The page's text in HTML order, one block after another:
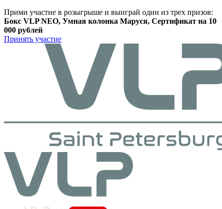
Прими участие в розыгрыше и выиграй один из трех призов:
Бокс VLP NEO, Умная колонка Маруся, Сертификат на 10
000 рублей
Принять участие